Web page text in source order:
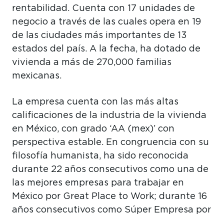
rentabilidad. Cuenta con 17 unidades de
negocio a través de las cuales opera en 19
de las ciudades más importantes de 13
estados del país. A la fecha, ha dotado de
vivienda a más de 270,000 familias
mexicanas.
La empresa cuenta con las más altas
calificaciones de la industria de la vivienda
en México, con grado ‘AA (mex)’ con
perspectiva estable. En congruencia con su
filosofía humanista, ha sido reconocida
durante 22 años consecutivos como una de
las mejores empresas para trabajar en
México por Great Place to Work; durante 16
años consecutivos como Súper Empresa por